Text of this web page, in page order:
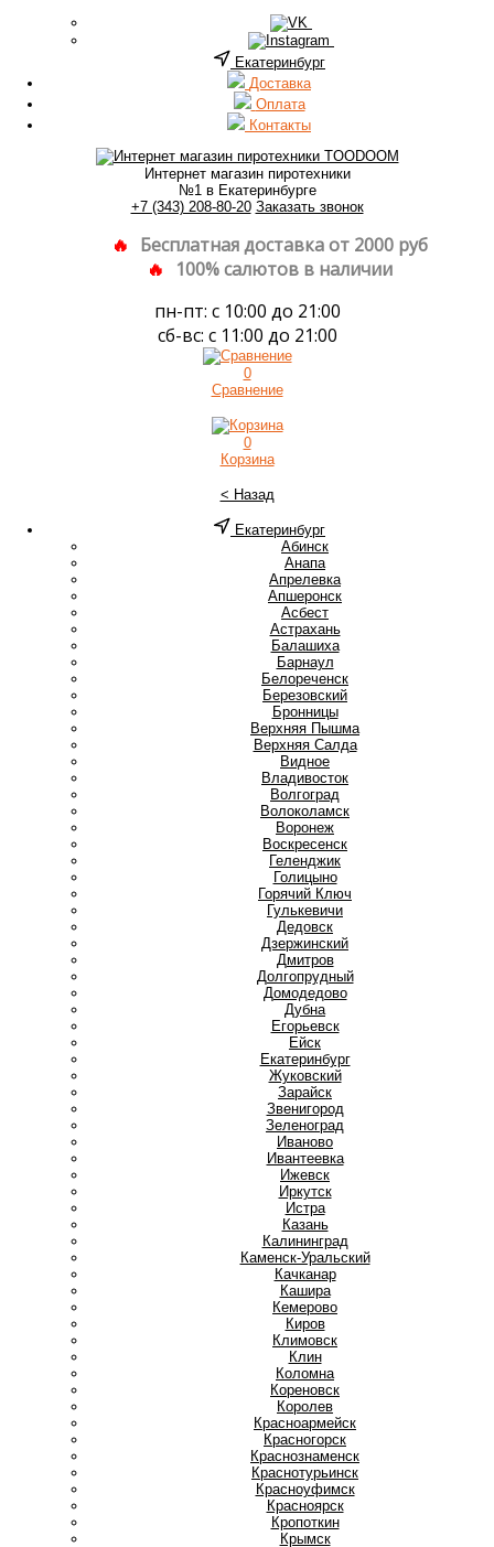
Екатеринбург
Доставка
Оплата
Контакты
Интернет магазин пиротехники
№1 в Екатеринбурге
+7 (343) 208-80-20 Заказать звонок
Бесплатная доставка от 2000 руб
100% салютов в наличии
пн-пт: с 10:00 до 21:00
сб-вс: с 11:00 до 21:00
0
Сравнение
0
Корзина
< Назад
Екатеринбург
Абинск
Анапа
Апрелевка
Апшеронск
Асбест
Астрахань
Балашиха
Барнаул
Белореченск
Березовский
Бронницы
Верхняя Пышма
Верхняя Салда
Видное
Владивосток
Волгоград
Волоколамск
Воронеж
Воскресенск
Геленджик
Голицыно
Горячий Ключ
Гулькевичи
Дедовск
Дзержинский
Дмитров
Долгопрудный
Домодедово
Дубна
Егорьевск
Ейск
Екатеринбург
Жуковский
Зарайск
Звенигород
Зеленоград
Иваново
Ивантеевка
Ижевск
Иркутск
Истра
Казань
Калининград
Каменск-Уральский
Качканар
Кашира
Кемерово
Киров
Климовск
Клин
Коломна
Кореновск
Королев
Красноармейск
Красногорск
Краснознаменск
Краснотурьинск
Красноуфимск
Красноярск
Кропоткин
Крымск